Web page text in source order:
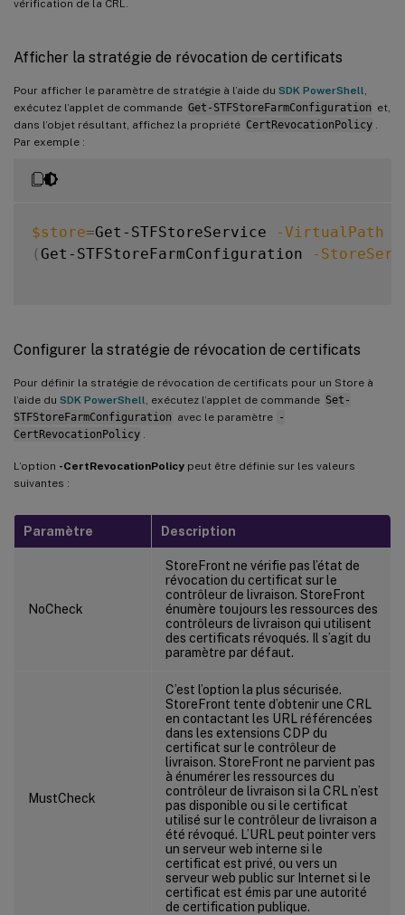
vérification de la CRL.
Afficher la stratégie de révocation de certificats
Pour afficher le paramètre de stratégie à l’aide du SDK PowerShell
exécutez l’applet de commande Get-STFStoreFarmConfiguration et,
dans l’objet résultant, affichez la propriété CertRevocationPolicy
Par exemple :
$store=Get-STFStoreService -VirtualPath
( Get-STFStoreFarmConfiguration -
Configurer la stratégie de révocation de certificats
Pour définir la stratégie de révocation de certificats pour un Store à
l’aide du SDK PowerShell , exécutez l’applet de commande Set-
STFStoreFarmConfiguration avec le paramètre -
CertRevocationPolicy
L’option -CertRevocationPolicy peut être définie sur les valeurs
suivantes :
Paramètre Description
NoCheck
StoreFront ne vérifie pas l’état de
révocation du certificat sur le
contrôleur de livraison. StoreFront
énumère toujours les ressources des
contrôleurs de livraison qui utilisent
des certificats révoqués. Il s’agit du
paramètre par défaut.
MustCheck
C’est l’option la plus sécurisée.
StoreFront tente d’obtenir une CRL
en contactant les URL référencées
dans les extensions CDP du
certificat sur le contrôleur de
livraison. StoreFront ne parvient pas
à énumérer les ressources du
contrôleur de livraison si la CRL n’est
pas disponible ou si le certificat
utilisé sur le contrôleur de livraison a
été révoqué. L’URL peut pointer vers
un serveur web interne si le
certificat est privé, ou vers un
serveur web public sur Internet si le
certificat est émis par une autorité
de certification publique.